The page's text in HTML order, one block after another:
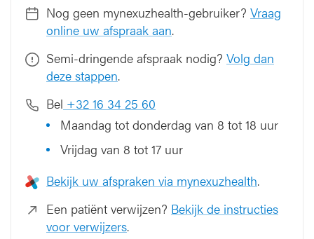
Nog geen mynexuzhealth-gebruiker? Vraag
online uw afspraak aan.
Semi-dringende afspraak nodig? Volg dan
deze stappen.
Bel +32 16 34 25 60
Maandag tot donderdag van 8 tot 18 uur
Vrijdag van 8 tot 17 uur
Bekijk uw afspraken via mynexuzhealth.
Een patiënt verwijzen? Bekijk de instructies
voor verwijzers.